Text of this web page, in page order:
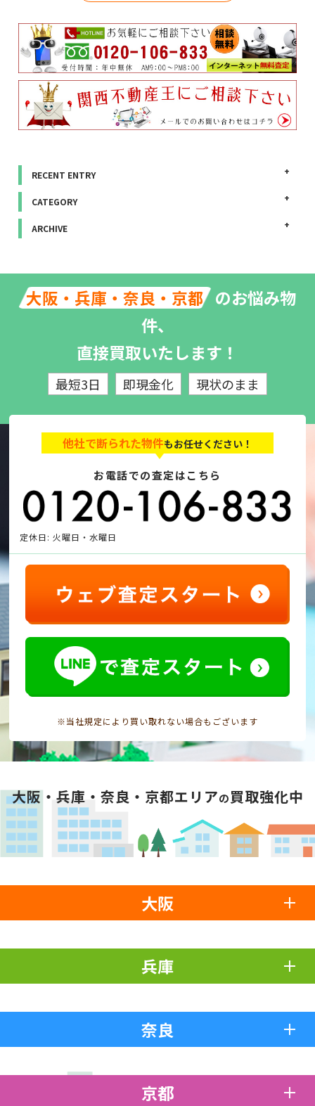
RECENT ENTRY
CATEGORY
ARCHIVE
大阪・兵庫・奈良・京都 のお悩み物
件、
直接買取いたします！
最短3日 即現金化 現状のまま
他社で断られた物件もお任せください！
お電話での査定はこちら
定休日: 火曜日・水曜日
※当社規定により買い取れない場合もございます
大阪・兵庫・奈良・京都エリアの買取強化中
大阪
兵庫
奈良
京都